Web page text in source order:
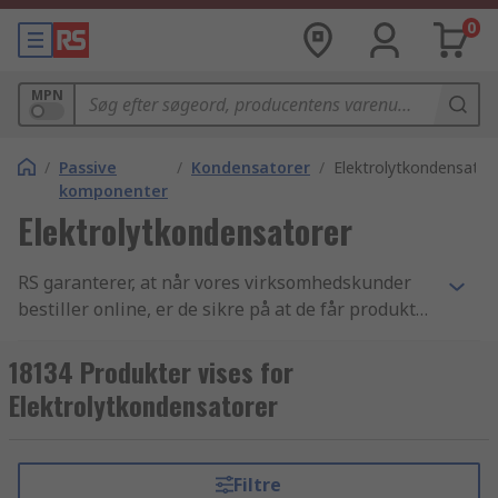
0
MPN
/ Passive
komponenter
/ Kondensatorer /
Elektrolytkondensatorer
RS garanterer, at når vores virksomhedskunder
bestiller online, er de sikre på at de får produkter
sikkerhedsstandarder - vores omdømme er
bygget på god kundeservice. Vores udvalg af
Aluminium kondensatorer komponenter samt
et af de bedste indenfor branchen. Vi har en
18134 Produkter vises for
Elektrolytkondensatorer
Filtre